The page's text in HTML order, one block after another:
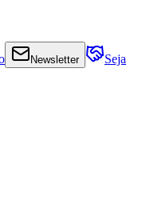
Newsletter
Seja